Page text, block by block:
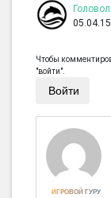
05.04.15
Чтобы
"войти".
Войти
ИГРОВОЙ ГУРУ